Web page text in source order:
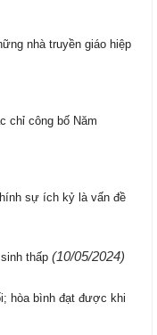
nhà truyền giáo hiệp
chỉ công bố Năm
sự ích kỷ là vấn đề
thấp (10/05/2024)
hòa bình đạt được khi